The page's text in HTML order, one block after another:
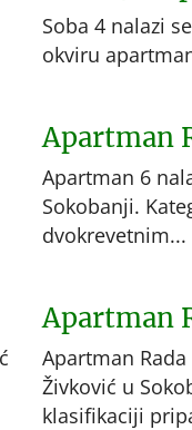
Soba 4 nalazi
okviru
Apartman
Apartman 6
Sokobanji.
dvokrevetnim...
Apartman
Apartman
Živković u
klasifikaciji